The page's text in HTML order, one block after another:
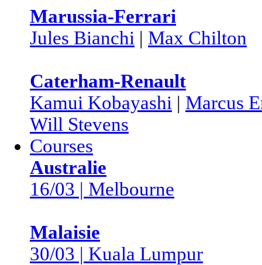
Marussia-Ferrari
Jules Bianchi | Max Chilton
Caterham-Renault
Kamui Kobayashi | Marcus
Will Stevens
Courses
Australie
16/03 | Melbourne
Malaisie
30/03 | Kuala Lumpur